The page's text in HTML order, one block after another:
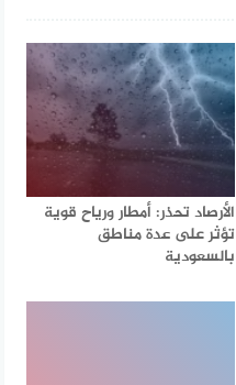
الأرصاد تحذر: أمطار ورياح قوية
تؤثر على عدة مناطق
بالسعودية